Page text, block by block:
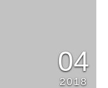
04
2018